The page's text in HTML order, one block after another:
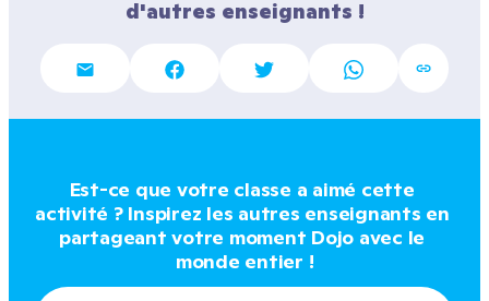
d'autres enseignants !
Est-ce que votre classe a aimé cette
activité ? Inspirez les autres enseignants en
partageant votre moment Dojo avec le
monde entier !